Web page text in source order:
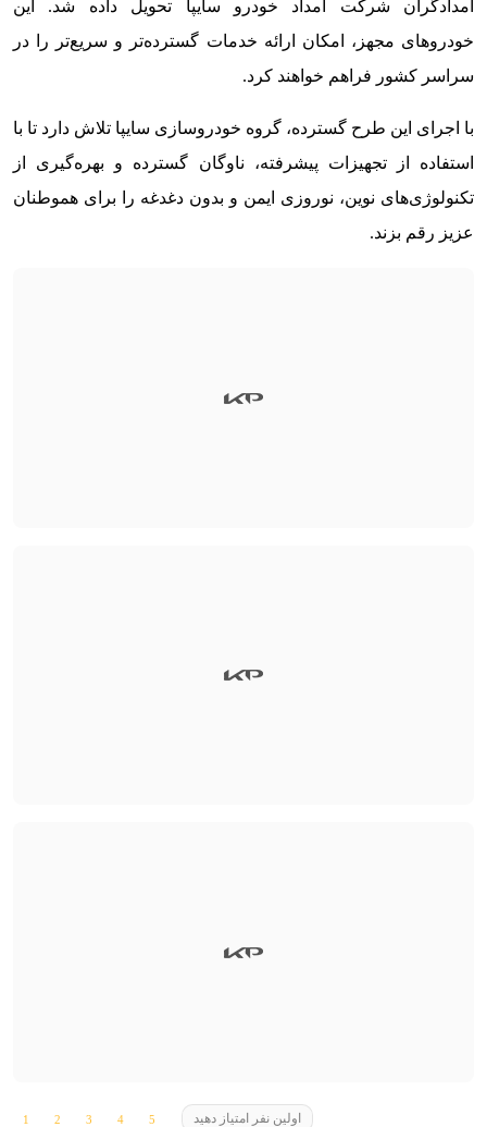
امدادگران شرکت امداد خودرو سایپا تحویل داده شد. این
خودروهای مجهز، امکان ارائه خدمات گسترده‌تر و سریع‌تر را در
سراسر کشور فراهم خواهند کرد.
با اجرای این طرح گسترده، گروه خودروسازی سایپا تلاش دارد تا با
استفاده از تجهیزات پیشرفته، ناوگان گسترده و بهره‌گیری از
تکنولوژی‌های نوین، نوروزی ایمن و بدون دغدغه را برای هموطنان
عزیز رقم بزند.
اولین نفر امتیاز دهید